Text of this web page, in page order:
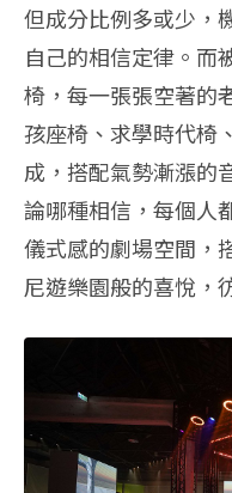
但成分比例多或少，
自己的相信定律。而
椅，每一張張空著的
孩座椅、求學時代椅
成，搭配氣勢漸漲的
論哪種相信，每個人
儀式感的劇場空間，
尼遊樂園般的喜悅，